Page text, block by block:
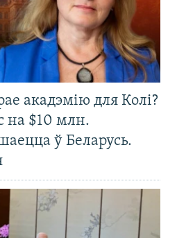
акадэмію для Колі?
на $10 млн.
ў Беларусь.